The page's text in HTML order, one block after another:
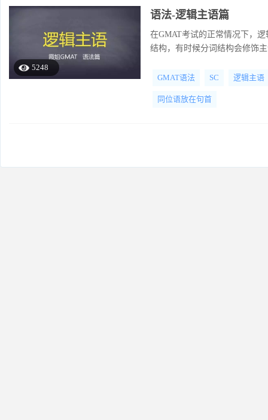
5248
语法-逻辑主语篇
在GMAT考试的正常情况下，
结构，有时候分词结构会修饰
GMAT语法
SC 逻辑主语
同位语放在句首